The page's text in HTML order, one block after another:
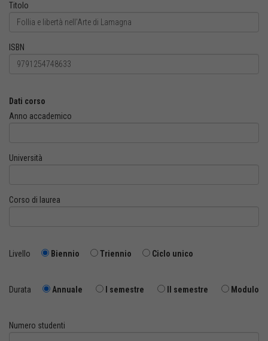
Titolo
ISBN
Dati corso
Anno accademico
Università
Corso di laurea
Livello Biennio Triennio Ciclo unico
Durata Annuale I semestre II semestre Modulo
Numero studenti